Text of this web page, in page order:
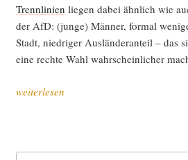
Trenn­li­ni­en lie­gen dabei ähn­lich wie
der AfD: (jun­ge) Män­ner, for­mal
Stadt, nied­ri­ger Aus­län­der­an­teil – das
eine rech­te Wahl wahr­schein­li­cher
„Opti­
Poli­
weiterlesen